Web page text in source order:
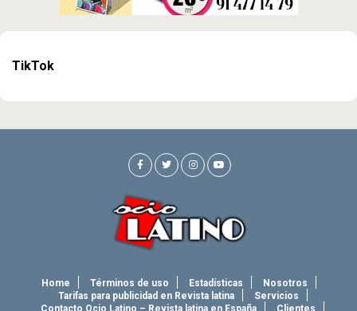
TikTok
Home Términos de uso Estadísticas
Nosotros
Tarifas para publicidad en Revista latina
Servicios